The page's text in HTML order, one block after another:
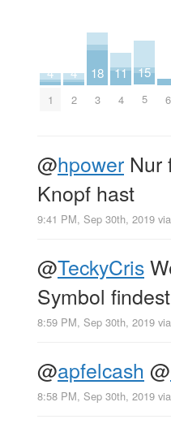
4
1
4
2
18
3
11
4
15
5 6
@hpower Nur
Knopf hast
9:41 PM, Sep 30th, 2019 via
@TeckyCris
Symbol
8:59 PM, Sep 30th, 2019 via
@apfelcash @
8:58 PM, Sep 30th, 2019 via